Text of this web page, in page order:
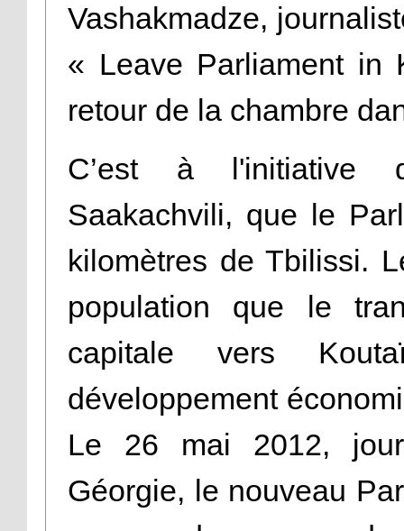
Vashakmadze,
« Leave Parliament in
retour de la chambre
C’est à l'initiative
Saakachvili, que le
kilomètres de Tbilissi.
population que le
capitale vers
développement
Le 26 mai 2012,
Géorgie, le nouveau